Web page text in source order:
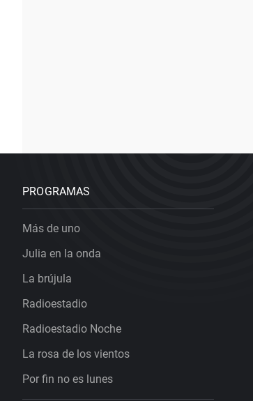
PROGRAMAS
Más de uno
Julia en la onda
La brújula
Radioestadio
Radioestadio Noche
La rosa de los vientos
Por fin no es lunes